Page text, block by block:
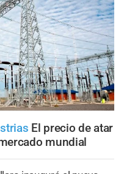
El precio de atar
mundial